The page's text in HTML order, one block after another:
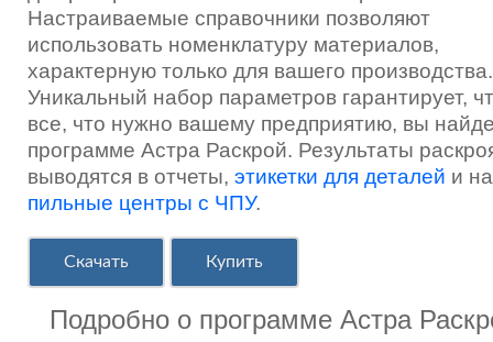
Настраиваемые справочники позволяют
использовать номенклатуру материалов,
характерную только для вашего производства.
Уникальный набор параметров гарантирует,
все, что нужно вашему предприятию, вы
программе Астра Раскрой. Результаты
выводятся в отчеты, этикетки для деталей и на
пильные центры с ЧПУ.
Скачать Купить
Подробно о программе Астра